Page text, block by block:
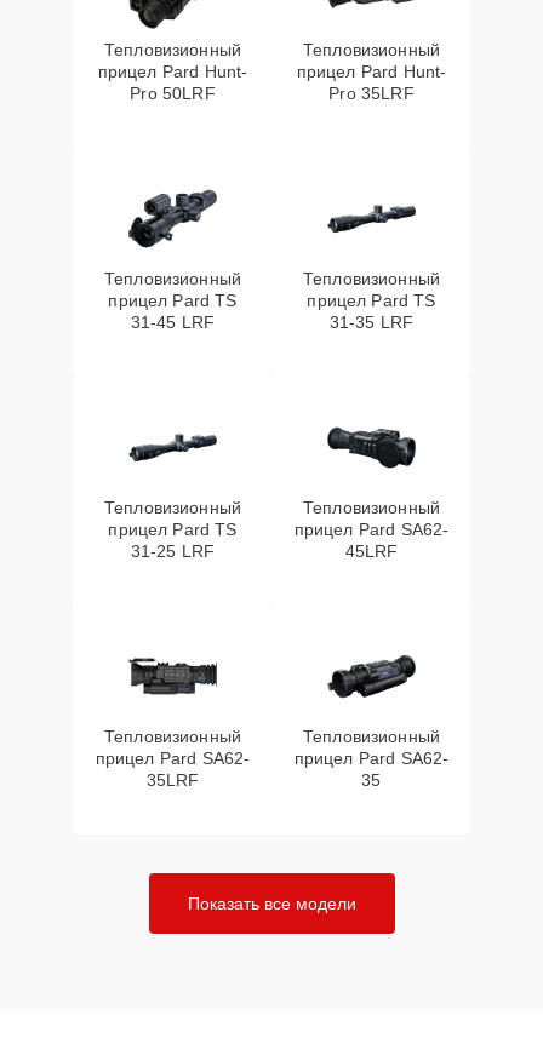
Тепловизионный
прицел Pard Hunt-
Pro 50LRF
Тепловизионный
прицел Pard Hunt-
Pro 35LRF
Тепловизионный
прицел Pard TS
31-45 LRF
Тепловизионный
прицел Pard TS
31-35 LRF
Тепловизионный
прицел Pard TS
31-25 LRF
Тепловизионный
прицел Pard SA62-
45LRF
Тепловизионный
прицел Pard SA62-
35LRF
Тепловизионный
прицел Pard SA62-
35
Показать все модели